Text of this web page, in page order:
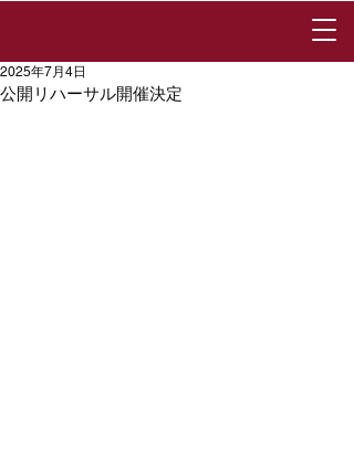
公開リハーサル開催決定
2025年7月4日